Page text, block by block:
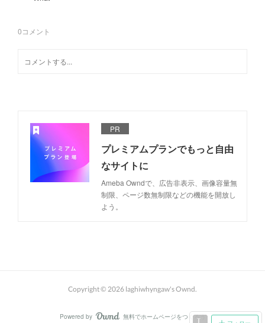
0コメント
PR
プレミアムプランでもっと自由
なサイトに
Ameba Owndで、広告非表示、画像容量無
制限、ページ数無制限などの機能を開放し
よう。
Copyright © 2026 laghiwhyngaw's Ownd.
Powered by AmebaOwnd
無料でホームページをつくろう